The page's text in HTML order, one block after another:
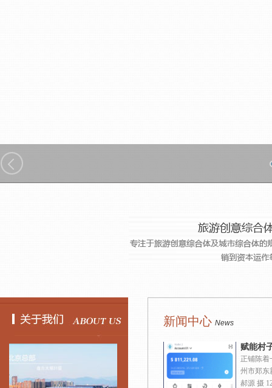
新闻中心 News
赋能村
正铺陈着
州市郑东
郝源 摄